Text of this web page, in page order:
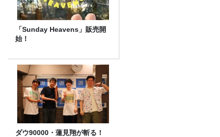
「Sunday Heavens」販売開
始！
ダウ90000・蓮見翔が斬る！